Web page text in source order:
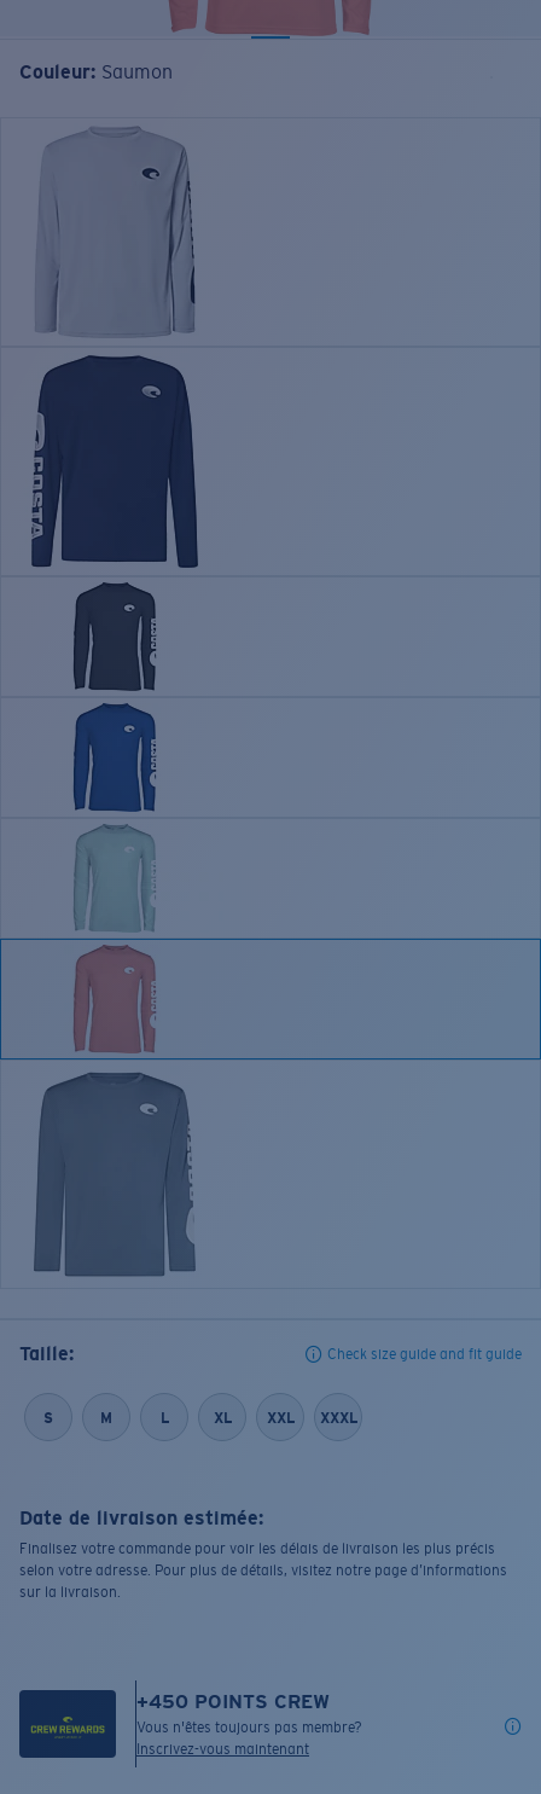
Couleur: Saumon
Taille: Check size guide and fit guide
S M L XL XXL XXXL
Date de livraison estimée:
Finalisez votre commande pour voir les délais de livraison les plus précis
selon votre adresse. Pour plus de détails, visitez notre page d’informations
sur la livraison.
+450 POINTS CREW
Vous n'êtes toujours pas membre?
Inscrivez-vous maintenant